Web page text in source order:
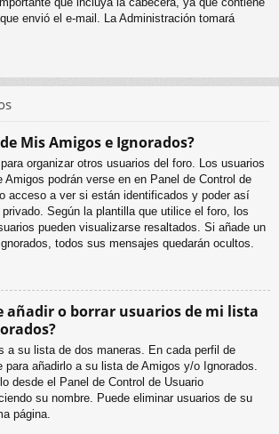
envió el e-mail. La Administración tomará
Mis Amigos e Ignorados?
organizar otros usuarios del foro. Los usuarios
Amigos podrán verse en en Panel de Control de
acceso a ver si están identificados y poder así
Según la plantilla que utilice el foro, los
pueden visualizarse resaltados. Si añade un
todos sus mensajes quedarán ocultos.
añadir o borrar usuarios de mi lista
a su lista de dos maneras. En cada perfil de
para añadirlo a su lista de Amigos y/o Ignorados.
desde el Panel de Control de Usuario
su nombre. Puede eliminar usuarios de su
página.